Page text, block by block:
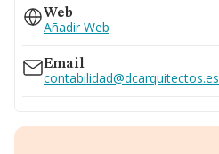
Web
Añadir Web
Email
contabilidad@dcarquitectos.es